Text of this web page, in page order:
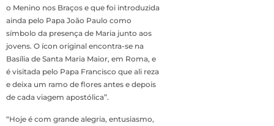
o Menino nos Braços e que foi introduzida
ainda pelo Papa João Paulo como
símbolo da presença de Maria junto aos
jovens. O ícon original encontra-se na
Basília de Santa Maria Maior, em Roma, e
é visitada pelo Papa Francisco que ali reza
e deixa um ramo de flores antes e depois
de cada viagem apostólica”.
“Hoje é com grande alegria, entusiasmo,